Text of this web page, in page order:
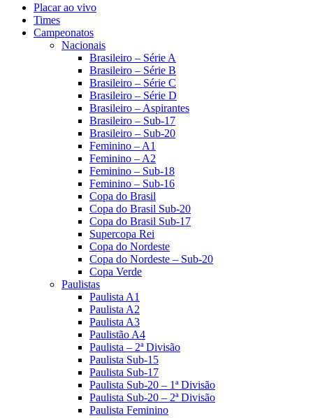
Placar ao vivo
Times
Campeonatos
Nacionais
Brasileiro – Série A
Brasileiro – Série B
Brasileiro – Série C
Brasileiro – Série D
Brasileiro – Aspirantes
Brasileiro – Sub-17
Brasileiro – Sub-20
Feminino – A1
Feminino – A2
Feminino – Sub-18
Feminino – Sub-16
Copa do Brasil
Copa do Brasil Sub-20
Copa do Brasil Sub-17
Supercopa Rei
Copa do Nordeste
Copa do Nordeste – Sub-20
Copa Verde
Paulistas
Paulista A1
Paulista A2
Paulista A3
Paulistão A4
Paulista – 2ª Divisão
Paulista Sub-15
Paulista Sub-17
Paulista Sub-20 – 1ª Divisão
Paulista Sub-20 – 2ª Divisão
Paulista Feminino